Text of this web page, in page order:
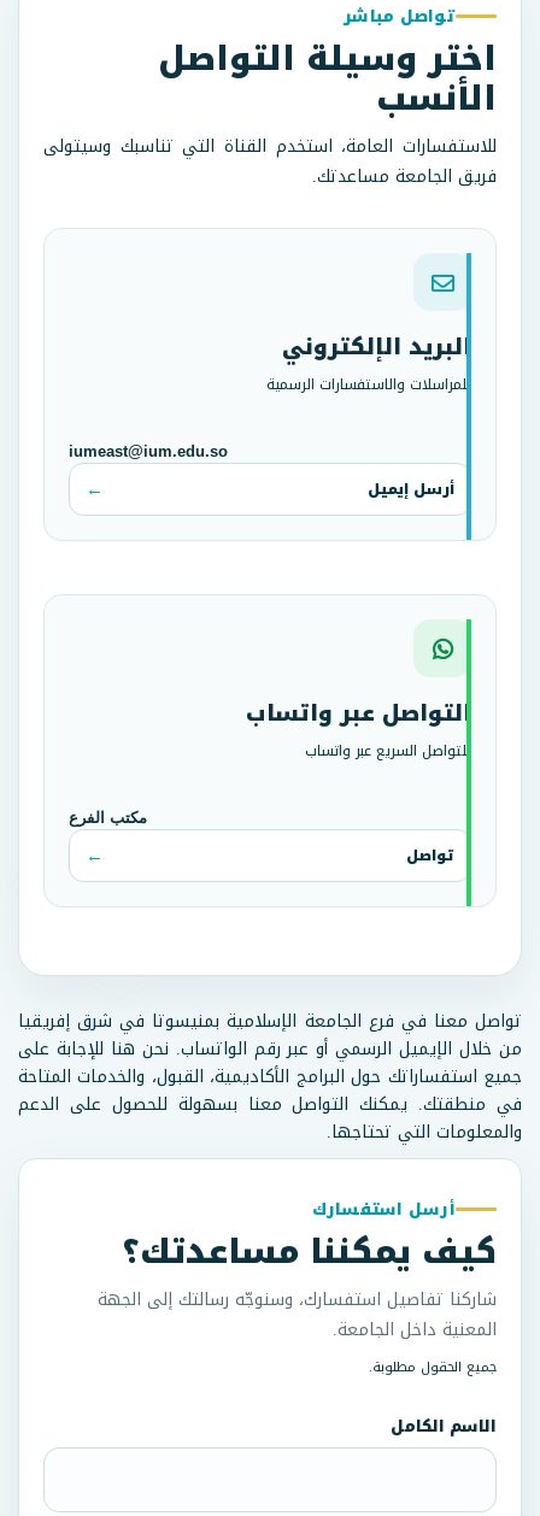
تواصل مباشر
اختر وسيلة التواصل
الأنسب
للاستفسارات العامة، استخدم القناة التي تناسبك وسيتولى
فريق الجامعة مساعدتك.
البريد الإلكتروني
للمراسلات والاستفسارات الرسمية
iumeast@ium.edu.so
أرسل إيميل
التواصل عبر واتساب
للتواصل السريع عبر واتساب
مكتب الفرع
تواصل
تواصل معنا في فرع الجامعة الإسلامية بمنيسوتا في شرق إفريقيا
من خلال الإيميل الرسمي أو عبر رقم الواتساب. نحن هنا للإجابة على
جميع استفساراتك حول البرامج الأكاديمية، القبول، والخدمات المتاحة
في منطقتك. يمكنك التواصل معنا بسهولة للحصول على الدعم
والمعلومات التي تحتاجها.
أرسل استفسارك
كيف يمكننا مساعدتك؟
شاركنا تفاصيل استفسارك، وسنوجّه رسالتك إلى الجهة
المعنية داخل الجامعة.
جميع الحقول مطلوبة.
Website
الاسم الكامل